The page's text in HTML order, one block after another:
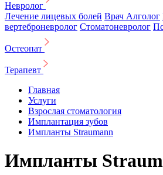
Невролог
Лечение лицевых болей Врач Алголог
вертеброневролог Стоматоневролог
Остеопат
Терапевт
Главная
Услуги
Взрослая стоматология
Имплантация зубов
Импланты Straumann
Импланты